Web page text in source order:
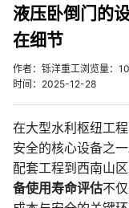
液压卧倒门的
在细节
作者：铄洋重工浏览量：10
时间：2025-12-28
在大型水利枢纽工
安全的核心设备之
配套工程到西南山
备使用寿命评估不